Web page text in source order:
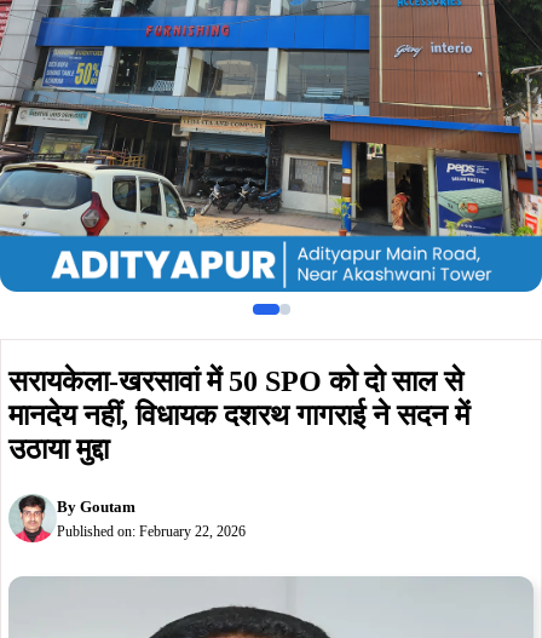
मानदेय नहीं, विधायक दशरथ गागराई ने सदन में
उठाया मुद्दा
ByGoutam
Published on: February 22, 2026
Summarize : With ChatGPT
जनसंवाद, खरसावां (उमाकांत कर)।
खरसावां विधायक दशरथ गागराई
ने झारखंड विधानसभा में सरायकेला-खरसावां जिले में कार्यरत विशेष